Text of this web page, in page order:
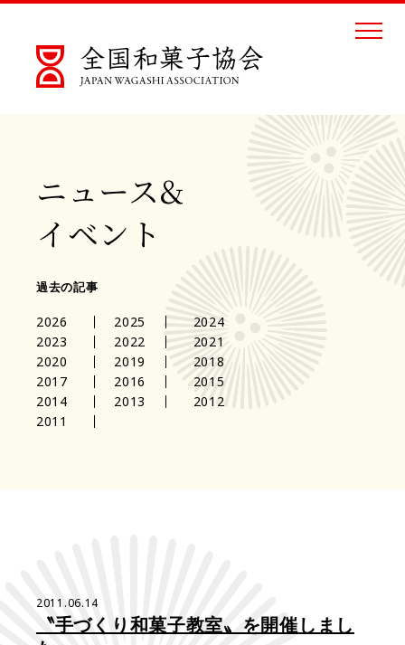
ニュース&
イベント
過去の記事
2026 2025
2024
2023
2022
2021
2020
2019
2018
2017
2016
2015
2014
2013
2012
2011
2011.06.14
〝手づくり和菓子教室〟を開催しまし